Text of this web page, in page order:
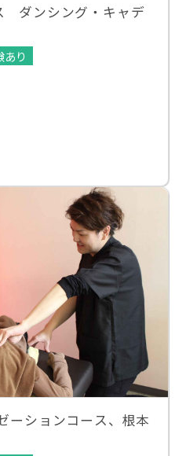
ダンシング・キャデ
あり
ションコース、根本